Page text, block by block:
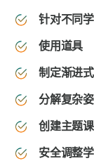
针对不同
使用道具
制定渐进
分解复杂
创建主题
安全调整